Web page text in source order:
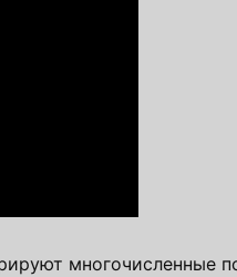
многочисленные